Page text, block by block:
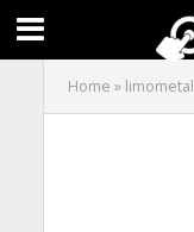
Home » limometal